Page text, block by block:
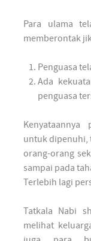
Para ulama
memberontak
Penguasa
Ada
penguasa
untuk dipenuhi,
orang-orang
sampai pada
Terlebih lagi
Tatkala Nabi
melihat